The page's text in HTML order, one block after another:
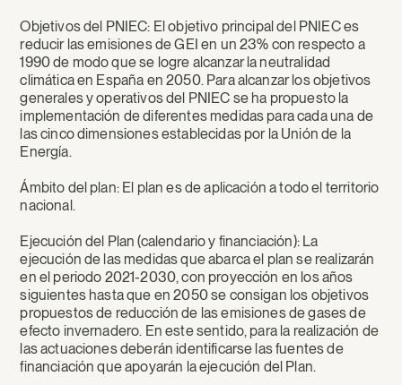
Objetivos del PNIEC: El objetivo principal del PNIEC es
reducir las emisiones de GEI en un 23% con respecto a
1990 de modo que se logre alcanzar la neutralidad
climática en España en 2050. Para alcanzar los objetivos
generales y operativos del PNIEC se ha propuesto la
implementación de diferentes medidas para cada una de
las cinco dimensiones establecidas por la Unión de la
Energía.
Ámbito del plan: El plan es de aplicación a todo el territorio
nacional.
Ejecución del Plan (calendario y financiación): La
ejecución de las medidas que abarca el plan se realizarán
en el periodo 2021-2030, con proyección en los años
siguientes hasta que en 2050 se consigan los objetivos
propuestos de reducción de las emisiones de gases de
efecto invernadero. En este sentido, para la realización de
las actuaciones deberán identificarse las fuentes de
financiación que apoyarán la ejecución del Plan.